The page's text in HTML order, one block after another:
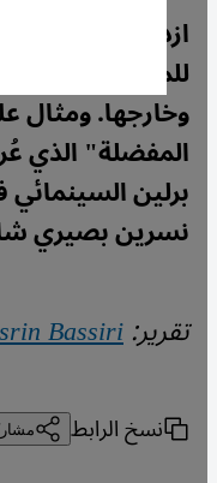
ازدادت باستمرار
للمحرمات
وخارجها. ومثال
المفضلة" الذي
نسرين بصيري
تقرير:Bassiri
نسخ الرابط